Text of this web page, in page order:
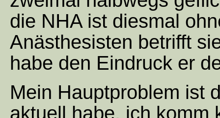
die NHA ist diesmal
Anästhesisten betrifft
habe den Eindruck er
Mein Hauptproblem ist
aktuell habe, ich komm